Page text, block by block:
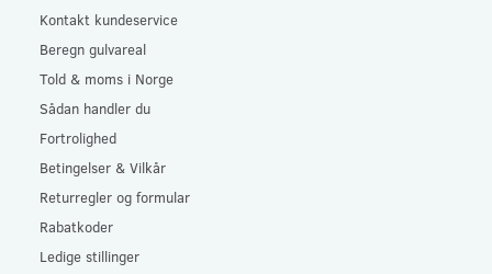
Kontakt kundeservice
Beregn gulvareal
Told & moms i Norge
Sådan handler du
Fortrolighed
Betingelser & Vilkår
Returregler og formular
Rabatkoder
Ledige stillinger